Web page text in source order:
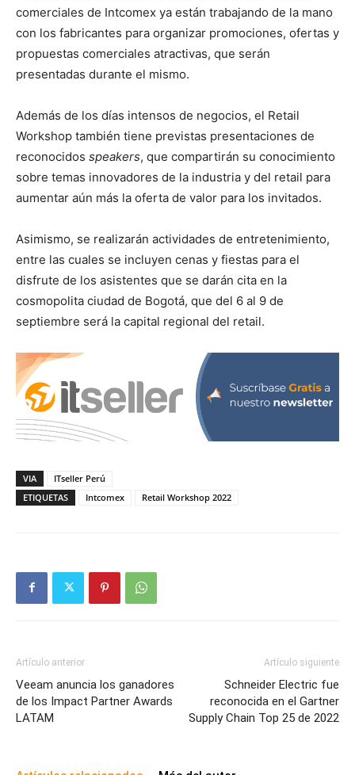
comerciales de Intcomex ya están trabajando de la mano
con los fabricantes para organizar promociones, ofertas y
propuestas comerciales atractivas, que serán
presentadas durante el mismo.
Además de los días intensos de negocios, el Retail
Workshop también tiene previstas presentaciones de
reconocidos speakers, que compartirán su conocimiento
sobre temas innovadores de la industria y del retail para
aumentar aún más la oferta de valor para los invitados.
Asimismo, se realizarán actividades de entretenimiento,
entre las cuales se incluyen cenas y fiestas para el
disfrute de los asistentes que se darán cita en la
cosmopolita ciudad de Bogotá, que del 6 al 9 de
septiembre será la capital regional del retail.
VIA
ITseller Perú
ETIQUETAS
Intcomex Retail Workshop 2022
Artículo anterior
Veeam anuncia los ganadores
de los Impact Partner Awards
LATAM
Artículo siguiente
Schneider Electric fue
reconocida en el Gartner
Supply Chain Top 25 de 2022